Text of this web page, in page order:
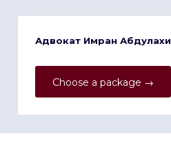
Адвокат Имран Абдулахи